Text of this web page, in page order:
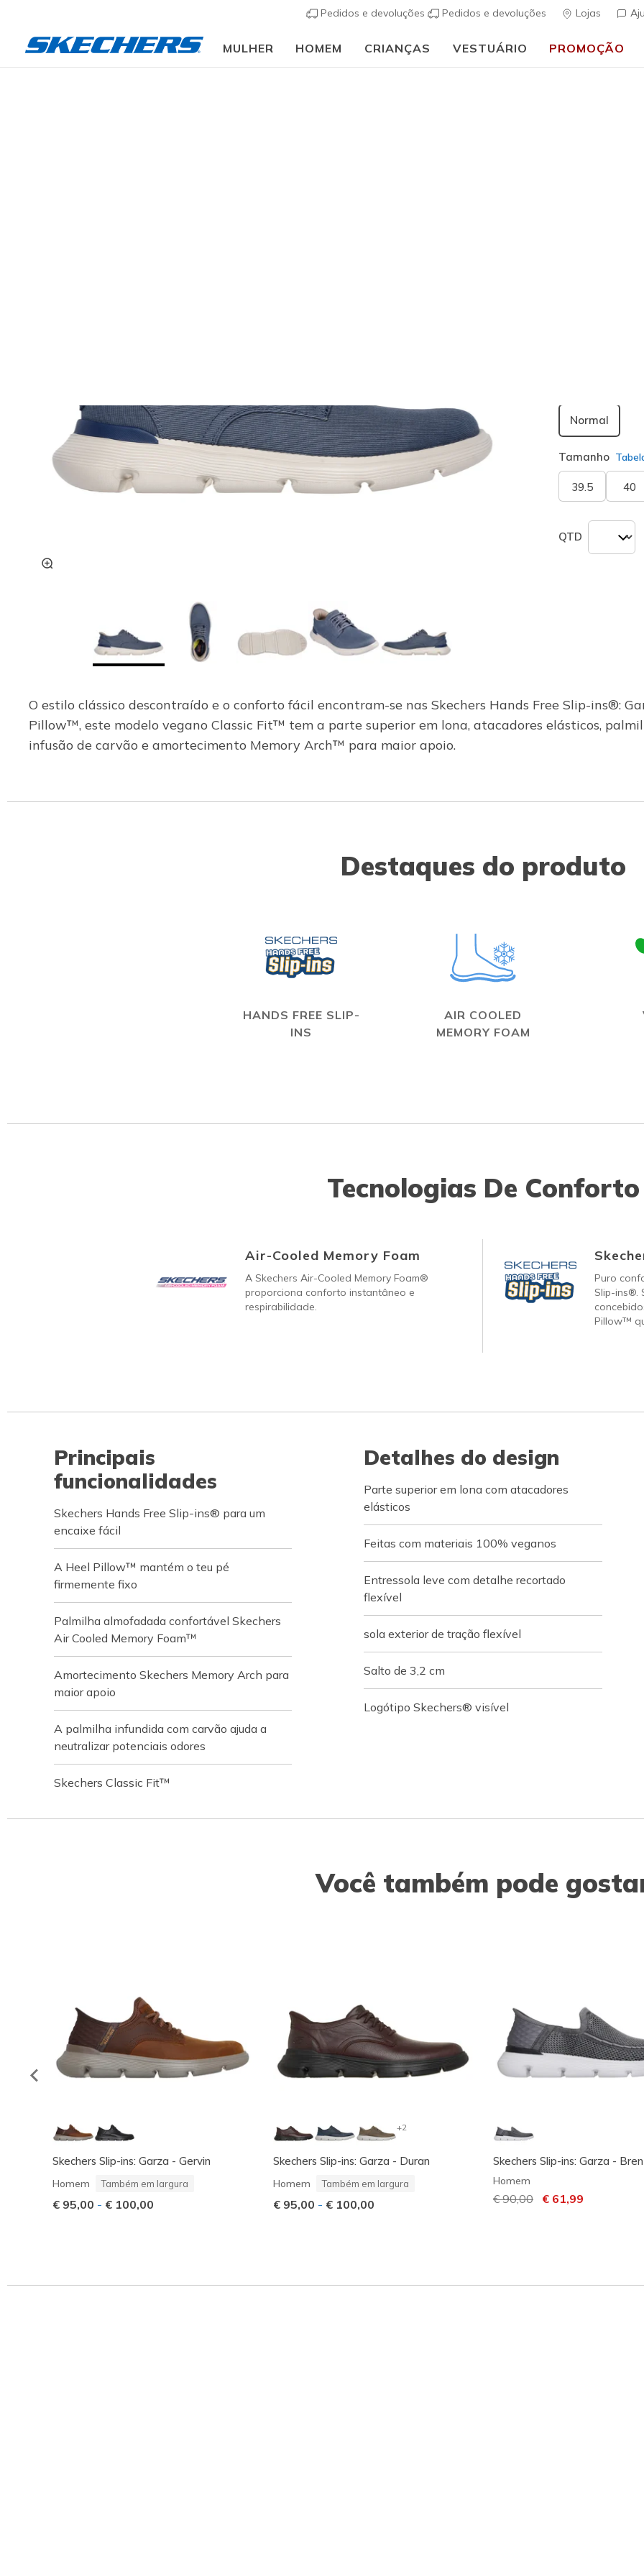
Pedidos e devoluções Pedidos e devoluções Lojas
MULHER HOMEM CRIANÇAS VESTUÁRIO PROMOÇÃO
Normal
Tamanho
39.5 40
QTD
O estilo clássico descontraído e o conforto fácil encontram-se nas Skechers Hands Free Slip-ins®:
Pillow™, este modelo vegano Classic Fit™ tem a parte superior em lona, atacadores elásticos,
infusão de carvão e amortecimento Memory Arch™ para maior apoio.
Destaques do produto
HANDS FREE SLIP-
INS
AIR COOLED
MEMORY FOAM
Tecnologias De Conforto
Air-Cooled Memory Foam
A Skechers Air-Cooled Memory Foam®
proporciona conforto instantâneo e
respirabilidade.
Puro
Slip-ins®.
Pillow™
Principais
funcionalidades
Skechers Hands Free Slip-ins® para um
encaixe fácil
A Heel Pillow™ mantém o teu pé
firmemente fixo
Palmilha almofadada confortável Skechers
Air Cooled Memory Foam™
Amortecimento Skechers Memory Arch para
maior apoio
A palmilha infundida com carvão ajuda a
neutralizar potenciais odores
Skechers Classic Fit™
Detalhes do design
Parte superior em lona com atacadores
elásticos
Feitas com materiais 100% veganos
Entressola leve com detalhe recortado
flexível
sola exterior de tração flexível
Salto de 3,2 cm
Logótipo Skechers® visível
Você também pode
Skechers Slip-ins: Garza - Gervin
Homem Também em largura
€ 95,00 - € 100,00
+2
Skechers Slip-ins: Garza - Duran
Homem Também em largura
€ 95,00 - € 100,00
Skechers Slip-ins: Garza -
Homem
Preço com desconto de
€ 90,00 para
€ 61,99